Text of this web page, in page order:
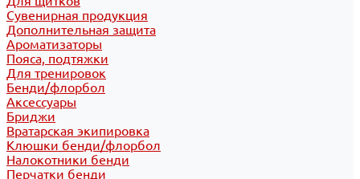
Сувенирная продукция
Дополнительная защита
Ароматизаторы
Пояса, подтяжки
Для тренировок
Бенди/флорбол
Аксессуары
Бриджи
Вратарская экипировка
Клюшки бенди/флорбол
Налокотники бенди
Перчатки бенди